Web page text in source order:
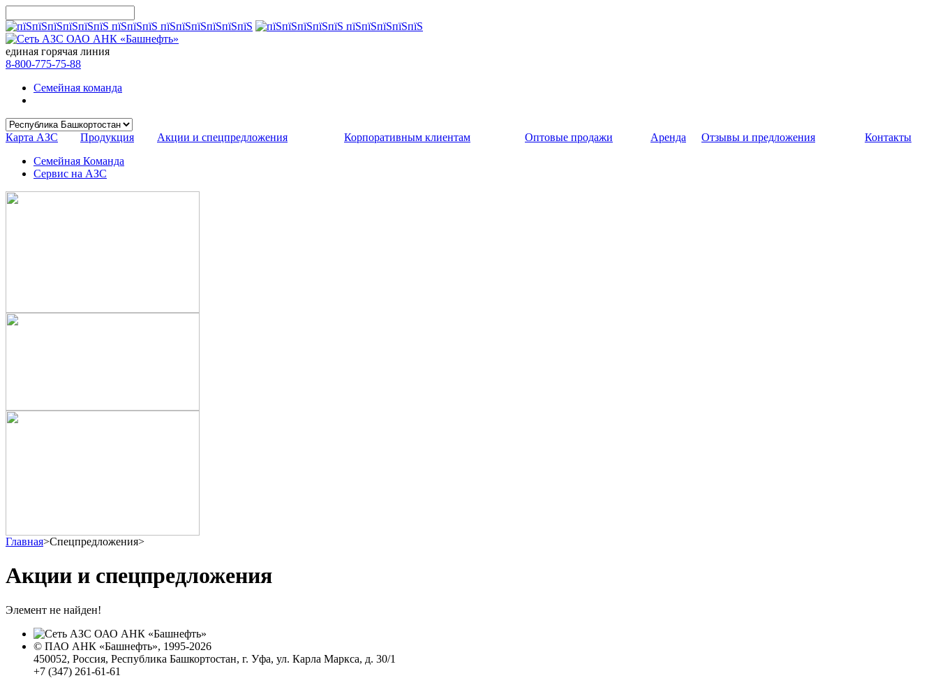
единая горячая линия
8-800-775-75-88
Семейная команда
Карта АЗС Продукция Акции и спецпредложения Корпоративным клиентам Оптовые продажи Аренда Отзывы и предложения
Контакты
Семейная Команда
Сервис на АЗС
Главная>Спецпредложения>
Акции и спецпредложения
Элемент не найден!
© ПАО АНК «Башнефть», 1995-2026
450052, Россия, Республика Башкортостан, г. Уфа, ул. Карла Маркса, д. 30/1
+7 (347) 261-61-61